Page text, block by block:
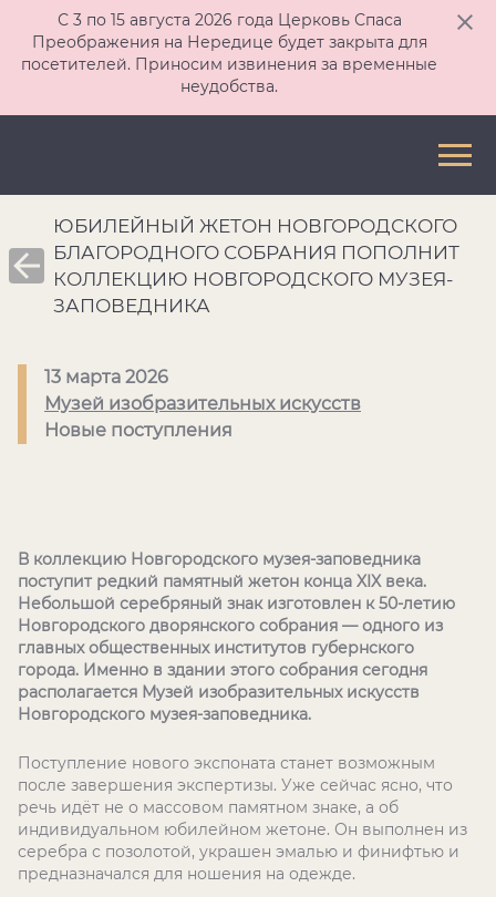
С 3 по 15 августа 2026 года Церковь Спаса
Преображения на Нередице будет закрыта для
посетителей. Приносим извинения за временные
неудобства.
ЮБИЛЕЙНЫЙ ЖЕТОН НОВГОРОДСКОГО
БЛАГОРОДНОГО СОБРАНИЯ ПОПОЛНИТ
КОЛЛЕКЦИЮ НОВГОРОДСКОГО МУЗЕЯ-
ЗАПОВЕДНИКА
13 марта 2026
Музей изобразительных искусств
Новые поступления
В коллекцию Новгородского музея-заповедника
поступит редкий памятный жетон конца XIX века.
Небольшой серебряный знак изготовлен к 50-летию
Новгородского дворянского собрания — одного из
главных общественных институтов губернского
города. Именно в здании этого собрания сегодня
располагается Музей изобразительных искусств
Новгородского музея-заповедника.
Поступление нового экспоната станет возможным
после завершения экспертизы. Уже сейчас ясно, что
речь идёт не о массовом памятном знаке, а об
индивидуальном юбилейном жетоне. Он выполнен из
серебра с позолотой, украшен эмалью и финифтью и
предназначался для ношения на одежде.